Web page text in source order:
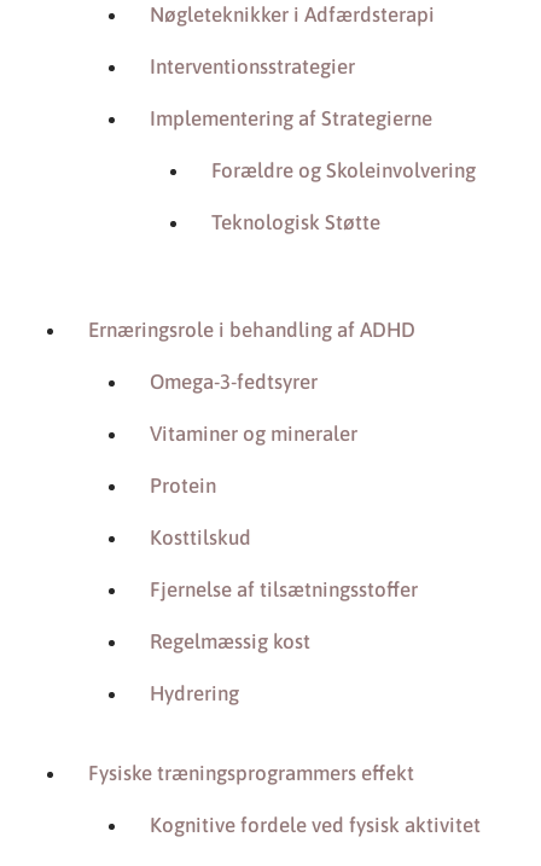
Nøgleteknikker i Adfærdsterapi
Interventionsstrategier
Implementering af Strategierne
Forældre og Skoleinvolvering
Teknologisk Støtte
Ernæringsrole i behandling af ADHD
Omega-3-fedtsyrer
Vitaminer og mineraler
Protein
Kosttilskud
Fjernelse af tilsætningsstoffer
Regelmæssig kost
Hydrering
Fysiske træningsprogrammers effekt
Kognitive fordele ved fysisk aktivitet